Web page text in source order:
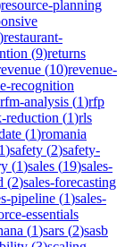
resource-planning
)restaurant-
(9)returns
(10)revenue-
recognition
rfm-analysis (1)rfp
reduction (1)rls
(1)romania
1)safety (2)safety-
(1)sales (19)sales-
(2)sales-forecasting
pipeline (1)sales-
essentials
(1)sars (2)sasb